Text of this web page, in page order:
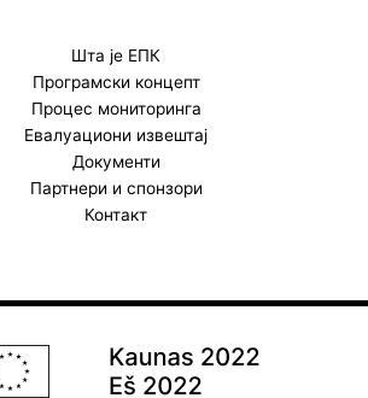
a
m
Шта је ЕПК
Програмски концепт
Процес мониторинга
Евалуациони извештај
Документи
Партнери и спонзори
Контакт